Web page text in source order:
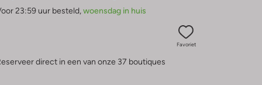
23:59 uur besteld, woensdag in huis
Favoriet
direct in een van onze 37 boutiques